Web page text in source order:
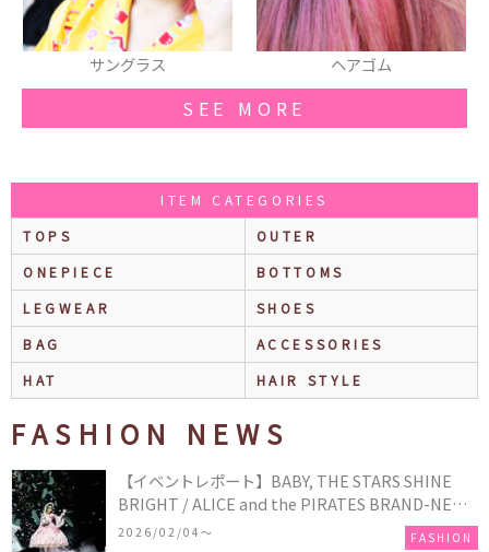
ヘアゴム ソックス
SEE MORE
ITEM CATEGORIES
TOPS
OUTER
ONEPIECE
BOTTOMS
LEGWEAR
SHOES
BAG
ACCESSORIES
HAT
HAIR STYLE
FASHION NEWS
【イベントレポート】BABY, THE STARS SHINE
BRIGHT / ALICE and the PIRATES BRAND-NEW
COLLECTION in TOKYO
2026/02/04〜 FASHION